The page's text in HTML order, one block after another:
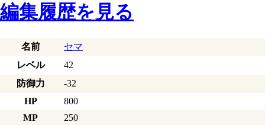
編集履歴を見る
名前
セマ
レベル
42
防御力
-32
HP
800
MP
250